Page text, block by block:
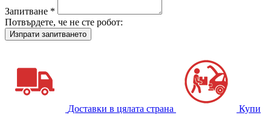
Запитване *
Потвърдете, че не сте робот:
Доставки в цялата страна Купи